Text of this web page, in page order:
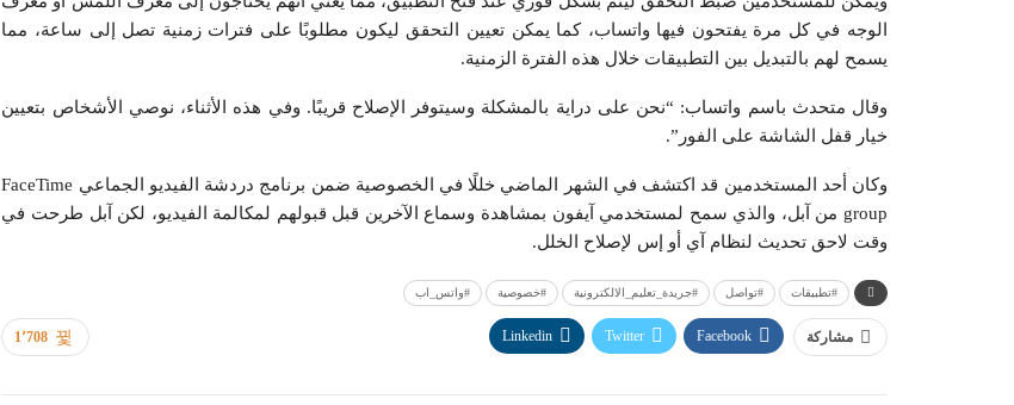
الوجه في كل مرة يفتحون فيها واتساب، كما يمكن تعيين التحقق ليكون مطلوبًا على فترات زمنية تصل إلى ساعة، مما
يسمح لهم بالتبديل بين التطبيقات خلال هذه الفترة الزمنية.
وقال متحدث باسم واتساب: “نحن على دراية بالمشكلة وسيتوفر الإصلاح قريبًا. وفي هذه الأثناء، نوصي الأشخاص بتعيين
خيار قفل الشاشة على الفور”.
وكان أحد المستخدمين قد اكتشف في الشهر الماضي خللًا في الخصوصية ضمن برنامج دردشة الفيديو الجماعي FaceTime
group من آبل، والذي سمح لمستخدمي آيفون بمشاهدة وسماع الآخرين قبل قبولهم لمكالمة الفيديو، لكن آبل طرحت في
وقت لاحق تحديث لنظام آي أو إس لإصلاح الخلل.
#تطبيقات #تواصل #جريدة_تعليم_الالكترونية #خصوصية #واتس_اب
1٬708 مشاركة Facebook
Twitter
Linkedin